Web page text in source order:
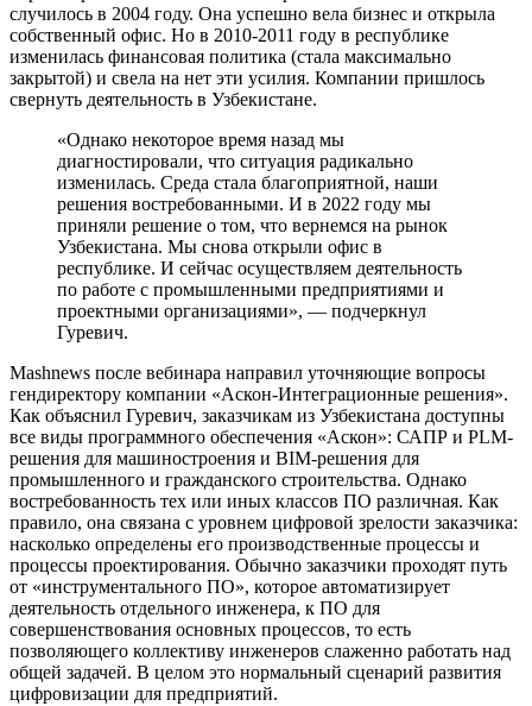
случилось в 2004 году. Она успешно вела бизнес и открыла
собственный офис. Но в 2010-2011 году в республике
изменилась финансовая политика (стала максимально
закрытой) и свела на нет эти усилия. Компании пришлось
свернуть деятельность в Узбекистане.
«Однако некоторое время назад мы
диагностировали, что ситуация радикально
изменилась. Среда стала благоприятной, наши
решения востребованными. И в 2022 году мы
приняли решение о том, что вернемся на рынок
Узбекистана. Мы снова открыли офис в
республике. И сейчас осуществляем деятельность
по работе с промышленными предприятиями и
проектными организациями», — подчеркнул
Гуревич.
Mashnews после вебинара направил уточняющие вопросы
гендиректору компании «Аскон-Интеграционные решения».
Как объяснил Гуревич, заказчикам из Узбекистана доступны
все виды программного обеспечения «Аскон»: САПР и PLM-
решения для машиностроения и BIM-решения для
промышленного и гражданского строительства. Однако
востребованность тех или иных классов ПО различная. Как
правило, она связана с уровнем цифровой зрелости заказчика:
насколько определены его производственные процессы и
процессы проектирования. Обычно заказчики проходят путь
от «инструментального ПО», которое автоматизирует
деятельность отдельного инженера, к ПО для
совершенствования основных процессов, то есть
позволяющего коллективу инженеров слаженно работать над
общей задачей. В целом это нормальный сценарий развития
цифровизации для предприятий.